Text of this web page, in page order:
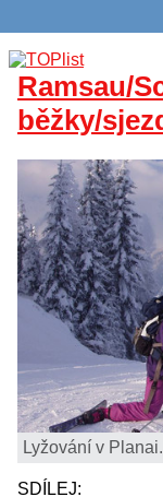
Ramsau/
běžky/
Lyžování v Planai.
SDÍLEJ: